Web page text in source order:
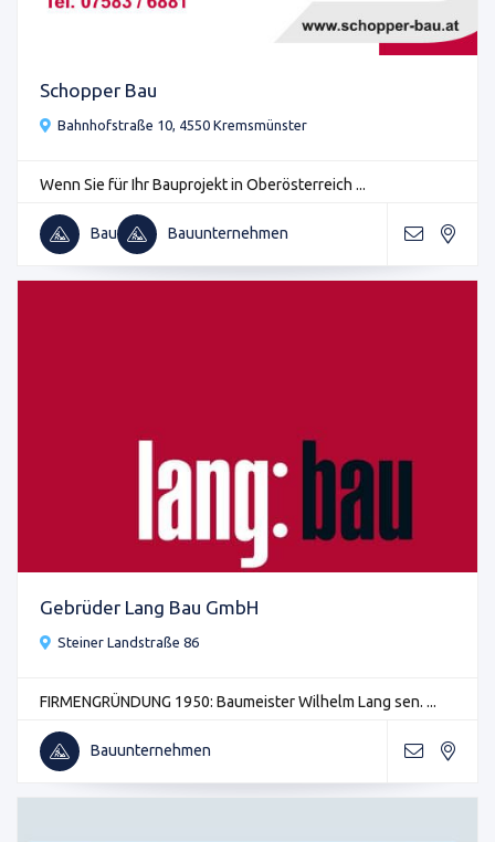
Schopper Bau
Bahnhofstraße 10, 4550 Kremsmünster
Wenn Sie für Ihr Bauprojekt in Oberösterreich ...
Bau Bauunternehmen
Gebrüder Lang Bau GmbH
Steiner Landstraße 86
FIRMENGRÜNDUNG 1950: Baumeister Wilhelm Lang sen. ...
Bauunternehmen